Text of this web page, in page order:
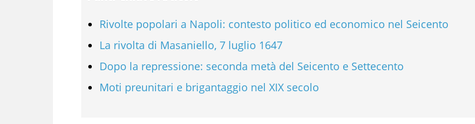
Rivolte popolari a Napoli: contesto politico ed economico nel Seicento
La rivolta di Masaniello, 7 luglio 1647
Dopo la repressione: seconda metà del Seicento e Settecento
Moti preunitari e brigantaggio nel XIX secolo